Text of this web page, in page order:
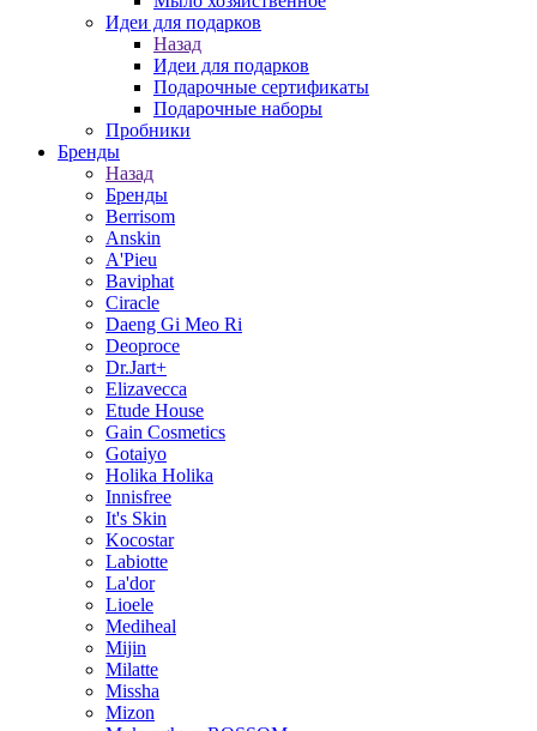
Идеи для подарков
Назад
Идеи для подарков
Подарочные сертификаты
Подарочные наборы
Пробники
Бренды
Назад
Бренды
Berrisom
Anskin
A'Pieu
Baviphat
Ciracle
Daeng Gi Meo Ri
Deoproce
Dr.Jart+
Elizavecca
Etude House
Gain Cosmetics
Gotaiyo
Holika Holika
Innisfree
It's Skin
Kocostar
Labiotte
La'dor
Lioele
Mediheal
Mijin
Milatte
Missha
Mizon